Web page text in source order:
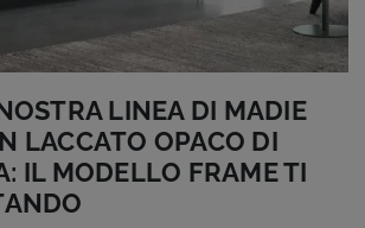
LINEA DI MADIE
LACCATO OPACO DI
IL MODELLO FRAME TI